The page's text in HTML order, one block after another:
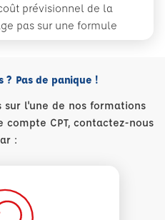
prévisionnel de la
pas sur une formule
? Pas de panique !
sur l'une de nos formations
CPT, contactez-nous
: